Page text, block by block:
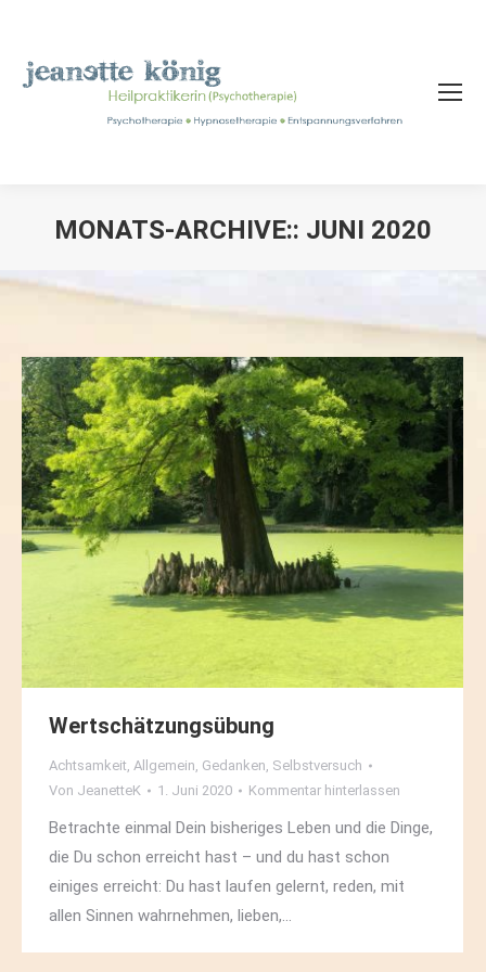
MONATS-ARCHIVE:: JUNI 2020
Wertschätzungsübung
Achtsamkeit, Allgemein, Gedanken, Selbstversuch
Von JeanetteK 1. Juni 2020 Kommentar hinterlassen
Betrachte einmal Dein bisheriges Leben und die Dinge,
die Du schon erreicht hast – und du hast schon
einiges erreicht: Du hast laufen gelernt, reden, mit
allen Sinnen wahrnehmen, lieben,…